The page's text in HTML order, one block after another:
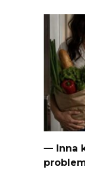
— Inna